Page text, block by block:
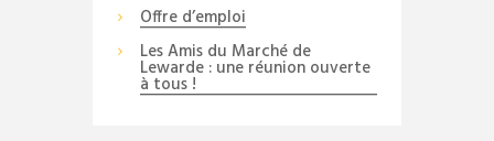
Offre d’emploi
Les Amis du Marché de
Lewarde : une réunion ouverte
à tous !